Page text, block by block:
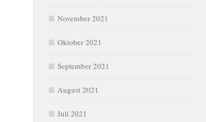
November 2021
Oktober 2021
September 2021
August 2021
Juli 2021